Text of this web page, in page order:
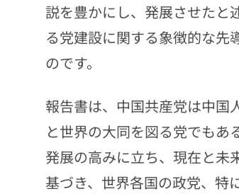
説を豊かにし、発展させたと
る党建設に関する象徴的な先
のです。
報告書は、中国共産党は中国
と世界の大同を図る党でもあ
発展の高みに立ち、現在と未
基づき、世界各国の政党、特